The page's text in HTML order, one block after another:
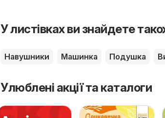
У листівках ви знайдете
Навушники Машинка Подушка
Улюблені акції та каталоги